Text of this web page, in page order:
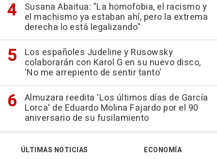
Susana Abaitua: "La homofobia, el racismo y
el machismo ya estaban ahí, pero la extrema
derecha lo está legalizando"
Los españoles Judeline y Rusowsky
colaborarán con Karol G en su nuevo disco,
'No me arrepiento de sentir tanto'
Almuzara reedita 'Los últimos días de García
Lorca' de Eduardo Molina Fajardo por el 90
aniversario de su fusilamiento
ÚLTIMAS NOTICIAS
ECONOMÍA